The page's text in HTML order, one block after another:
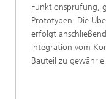
Funktionsprüfung,
Prototypen. Die
erfolgt
Integration vom
Bauteil zu